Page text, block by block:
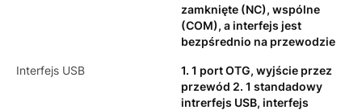
zamknięte (NC), wspólne
(COM), a interfejs jest
bezpśrednio na przewodzie
Interfejs USB
1. 1 port OTG, wyjście przez
przewód 2. 1 standadowy
intrerfejs USB, interfejs